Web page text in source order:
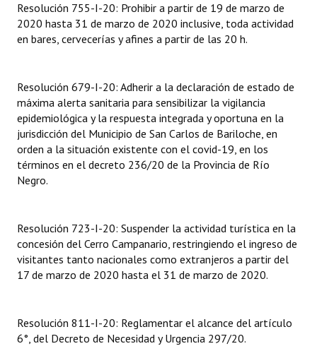
Noticias Destacadas
Registros y Distinciones
Premio al Mérito - Registro
Audiencias Públicas - Registro
Mujeres que Dejaron Huellas - Registro
Periodistas Decanos - Registro
Banca del Vecino - Registro
Huéspedes de Honor - Registro
Reconocimientos - Registro
Resolución 755-I-20: Prohibir a partir de 19 de marzo de
2020 hasta 31 de marzo de 2020 inclusive, toda actividad
en bares, cervecerías y afines a partir de las 20 h.
Resolución 679-I-20: Adherir a la declaración de estado de
máxima alerta sanitaria para sensibilizar la vigilancia
epidemiológica y la respuesta integrada y oportuna en la
jurisdicción del Municipio de San Carlos de Bariloche, en
orden a la situación existente con el covid-19, en los
términos en el decreto 236/20 de la Provincia de Río
Negro.
Resolución 723-I-20: Suspender la actividad turística en la
concesión del Cerro Campanario, restringiendo el ingreso de
visitantes tanto nacionales como extranjeros a partir del
17 de marzo de 2020 hasta el 31 de marzo de 2020.
Resolución 811-I-20: Reglamentar el alcance del artículo
6°, del Decreto de Necesidad y Urgencia 297/20.